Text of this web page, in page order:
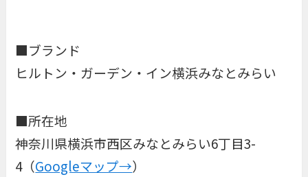
■ブランド
ヒルトン・ガーデン・イン横浜みなとみらい
■所在地
神奈川県横浜市西区みなとみらい6丁目3-
4（Googleマップ→）